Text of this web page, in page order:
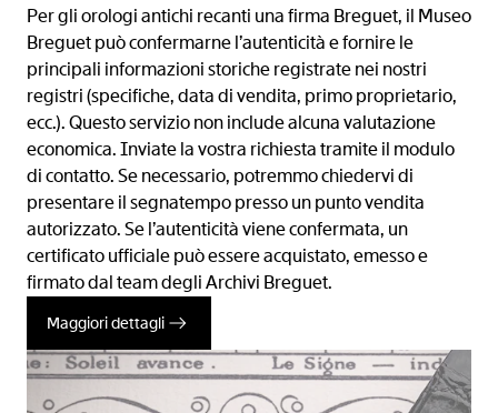
Per gli orologi antichi recanti una firma Breguet, il Museo
Breguet può confermarne l’autenticità e fornire le
principali informazioni storiche registrate nei nostri
registri (specifiche, data di vendita, primo proprietario,
ecc.). Questo servizio non include alcuna valutazione
economica. Inviate la vostra richiesta tramite il modulo
di contatto. Se necessario, potremmo chiedervi di
presentare il segnatempo presso un punto vendita
autorizzato. Se l’autenticità viene confermata, un
certificato ufficiale può essere acquistato, emesso e
firmato dal team degli Archivi Breguet.
Maggiori dettagli